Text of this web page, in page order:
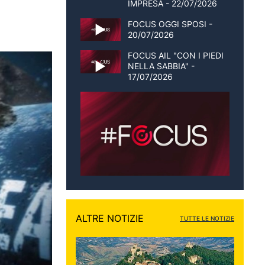
IMPRESA - 22/07/2026
FOCUS OGGI SPOSI -
20/07/2026
FOCUS AIL "CON I PIEDI
NELLA SABBIA" -
17/07/2026
ALTRE NOTIZIE TUTTE LE NOTIZIE